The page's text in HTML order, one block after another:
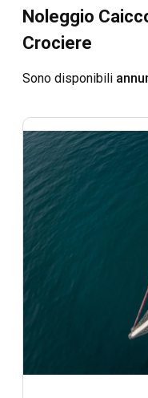
Noleggio
Crociere
Sono disponibili